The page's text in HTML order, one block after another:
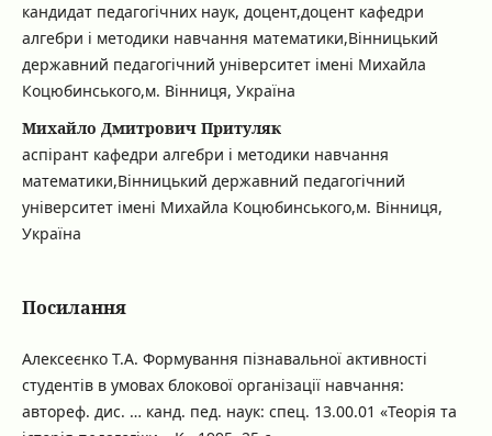
кандидат педагогічних наук, доцент,доцент кафедри
алгебри і методики навчання математики,Вінницький
державний педагогічний університет імені Михайла
Коцюбинського,м. Вінниця, Україна
Михайло Дмитрович Притуляк
аспірант кафедри алгебри і методики навчання
математики,Вінницький державний педагогічний
університет імені Михайла Коцюбинського,м. Вінниця,
Україна
Посилання
Алексеєнко Т.А. Формування пізнавальної активності
студентів в умовах блокової організації навчання:
автореф. дис. … канд. пед. наук: спец. 13.00.01 «Теорія та